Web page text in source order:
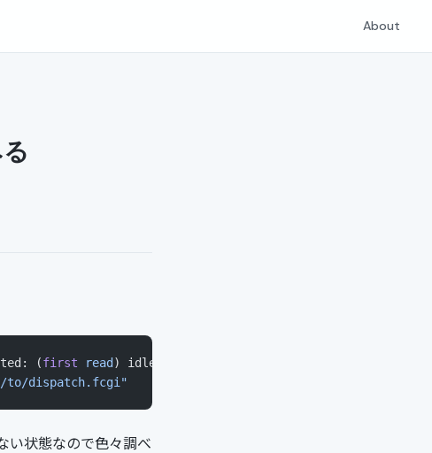
About
(first read ) idle timeout (
to/dispatch.fcgi"
い状態なので色々調べ